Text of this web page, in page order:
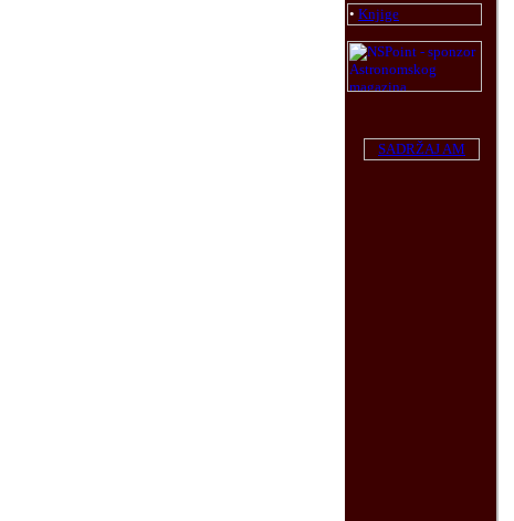
• Knjige
SADRŽAJ AM